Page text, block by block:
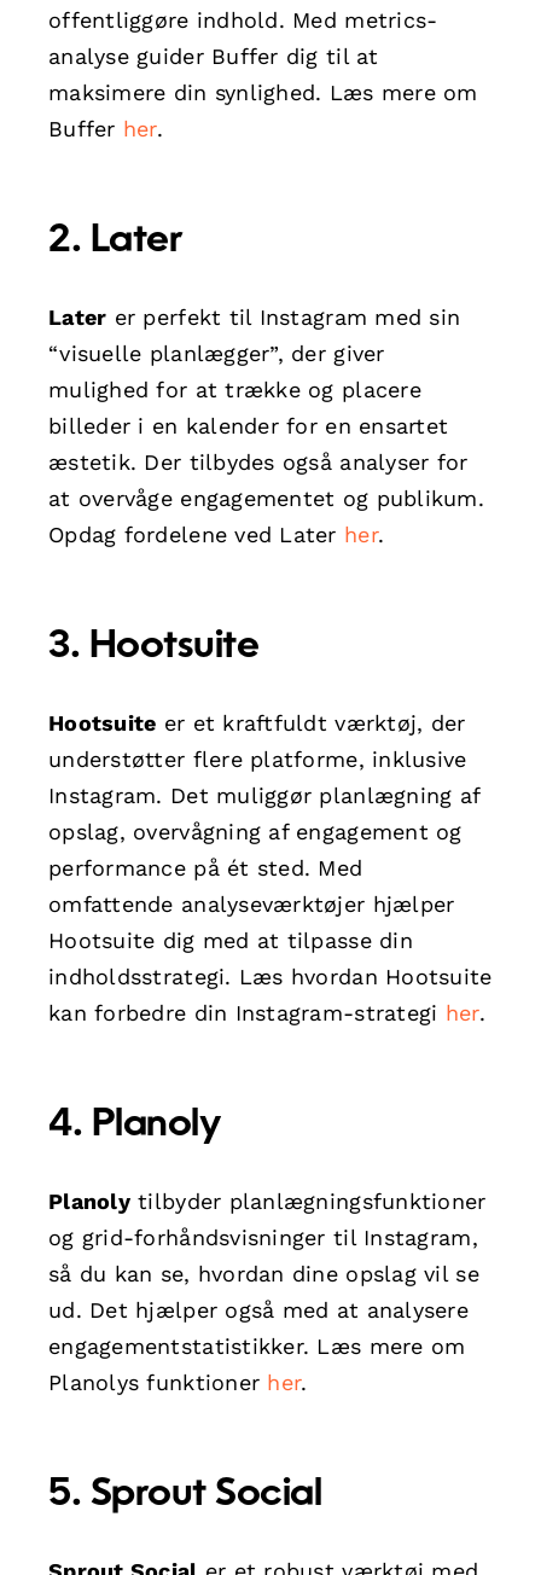
offentliggøre indhold. Med metrics-
analyse guider Buffer dig til at
maksimere din synlighed. Læs mere om
Buffer her.
2. Later
Later er perfekt til Instagram med sin
“visuelle planlægger”, der giver
mulighed for at trække og placere
billeder i en kalender for en ensartet
æstetik. Der tilbydes også analyser for
at overvåge engagementet og publikum.
Opdag fordelene ved Later her.
3. Hootsuite
Hootsuite er et kraftfuldt værktøj, der
understøtter flere platforme, inklusive
Instagram. Det muliggør planlægning af
opslag, overvågning af engagement og
performance på ét sted. Med
omfattende analyseværktøjer hjælper
Hootsuite dig med at tilpasse din
indholdsstrategi. Læs hvordan Hootsuite
kan forbedre din Instagram-strategi her.
4. Planoly
Planolytilbyder planlægningsfunktioner
og grid-forhåndsvisninger til Instagram,
så du kan se, hvordan dine opslag vil se
ud. Det hjælper også med at analysere
engagementstatistikker. Læs mere om
Planolys funktioner her.
5. Sprout Social